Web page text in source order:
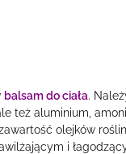
balsam do ciała.
też aluminium,
olejków
i